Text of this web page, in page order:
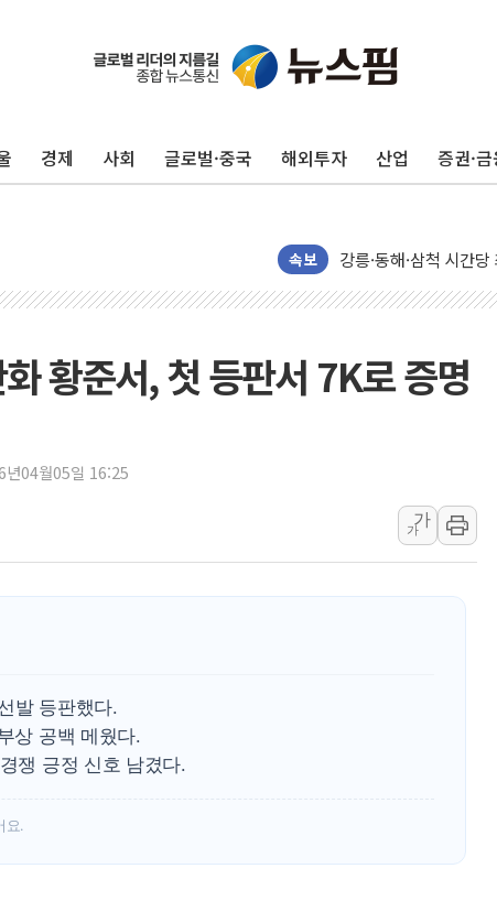
경제 사회 글로벌·중국 해외투자 산업 증권·
속보
이번주 국내 주요 금융
美, 이란전 출구전략
폐기물 수거하다 참변
서울 중랑구 주택가서
여수 오동도 인근 해
추미애, '위안부' 피해
인천 선재도 갯벌서
인천서 말다툼 중 어
'화합' 꺼낸 김민석에
李대통령, ISA 개편
동해중부 전 해상 풍
연일 폭염에 온열질
中 전방위 아파트 부
동해시, 11~14일 '별
강원 중·남부 동해안
청양 밭에서 일하던
폭염에 車 운전면허
황준서, 첫 등판서 7K로 증명
년04월05일 16:25
가
가
발 등판했다.
상 공백 메웠다.
쟁 긍정 신호 남겼다.
요.